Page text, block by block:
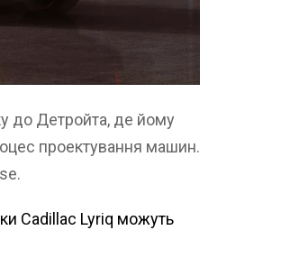
до Детройта, де йому
проектування машин.
Cadillac Lyriq можуть